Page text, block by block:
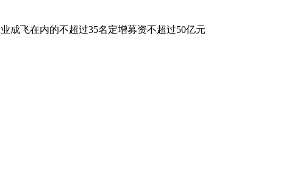
成飞在内的不超过35名定增募资不超过50亿元